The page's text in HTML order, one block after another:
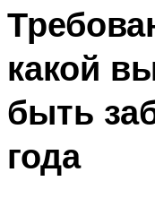
какой
быть
года